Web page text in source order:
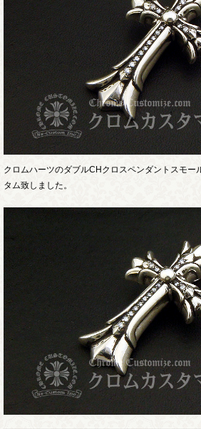
クロムハーツのダブルCHクロスペンダントスモー
タム致しました。